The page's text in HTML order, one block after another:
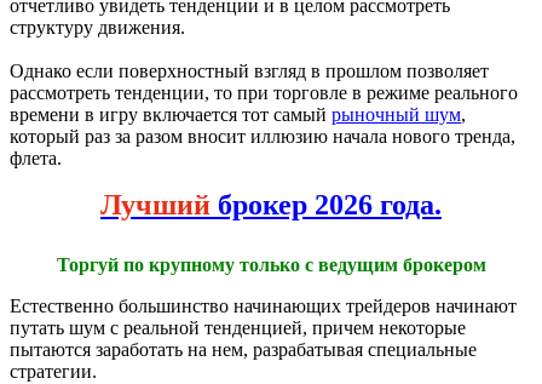
отчетливо увидеть тенденции и в целом рассмотреть
структуру движения.
Однако если поверхностный взгляд в прошлом позволяет
рассмотреть тенденции, то при торговле в режиме реального
времени в игру включается тот самый рыночный шум,
который раз за разом вносит иллюзию начала нового тренда,
флета.
Лучший брокер 2026 года.
Торгуй по крупному только с ведущим брокером
Естественно большинство начинающих трейдеров начинают
путать шум с реальной тенденцией, причем некоторые
пытаются заработать на нем, разрабатывая специальные
стратегии.